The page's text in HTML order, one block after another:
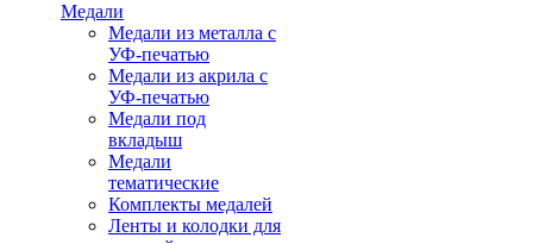
Медали
Медали из металла с
УФ-печатью
Медали из акрила с
УФ-печатью
Медали под
вкладыш
Медали
тематические
Комплекты медалей
Ленты и колодки для